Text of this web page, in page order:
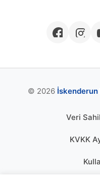
© 2026 İskenderun
Veri
KVKK